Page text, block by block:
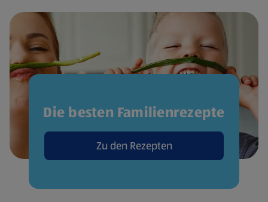
Die besten Familienrezepte
Zu den Rezepten